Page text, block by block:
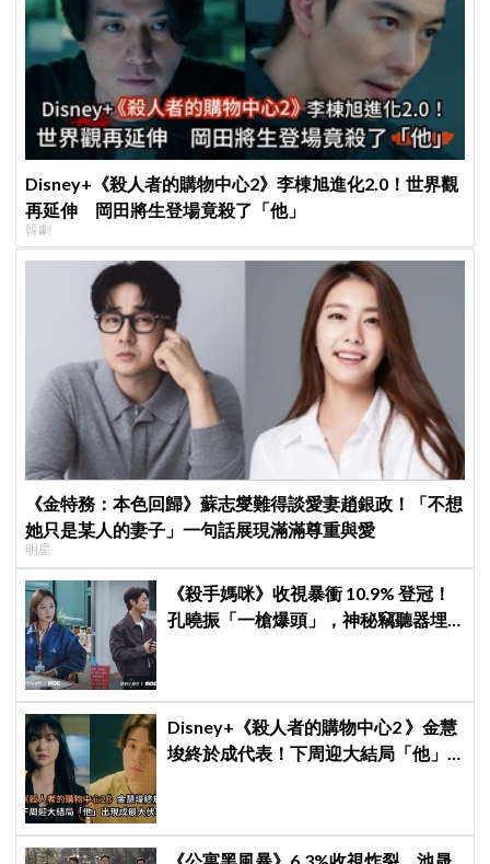
Disney+《殺人者的購物中心2》李棟旭進化2.0！世界觀
再延伸 岡田將生登場竟殺了「他」
韓劇
《金特務：本色回歸》蘇志燮難得談愛妻趙銀政！「不想
她只是某人的妻子」一句話展現滿滿尊重與愛
明星
《殺手媽咪》收視暴衝 10.9% 登冠！
孔曉振「一槍爆頭」，神秘竊聽器埋
Disney+《殺人者的購物中心2 》金慧
埈終於成代表！下周迎大結局「他」